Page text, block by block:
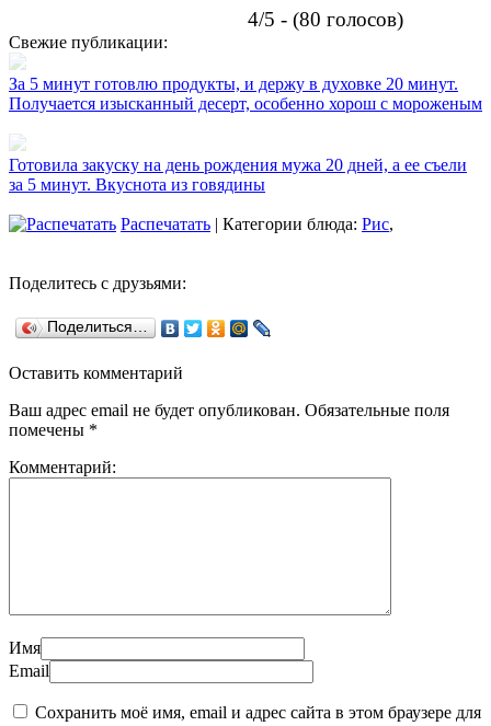
4/5 - (80 голосов)
Свежие публикации:
За 5 минут готовлю продукты, и держу в духовке 20 минут.
Получается изысканный десерт, особенно хорош с мороженым
Готовила закуску на день рождения мужа 20 дней, а ее съели
за 5 минут. Вкуснота из говядины
Распечатать | Категории блюда: Рис,
Поделитесь с друзьями:
Поделиться…
Оставить комментарий
Ваш адрес email не будет опубликован. Обязательные поля
помечены *
Комментарий:
Имя
Email
Сохранить моё имя, email и адрес сайта в этом браузере для